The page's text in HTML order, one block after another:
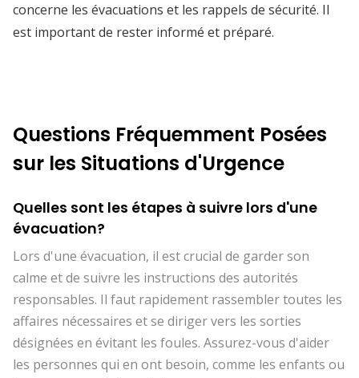
concerne les évacuations et les rappels de sécurité. Il
est important de rester informé et préparé.
Questions Fréquemment Posées
sur les Situations d'Urgence
Quelles sont les étapes à suivre lors d'une
évacuation?
Lors d'une évacuation, il est crucial de garder son
calme et de suivre les instructions des autorités
responsables. Il faut rapidement rassembler toutes les
affaires nécessaires et se diriger vers les sorties
désignées en évitant les foules. Assurez-vous d'aider
les personnes qui en ont besoin, comme les enfants ou